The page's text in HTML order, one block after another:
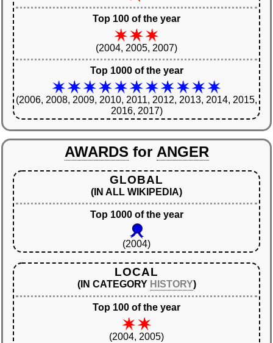
Top 100 of the year
(2004, 2005, 2007)
Top 1000 of the year
(2006, 2008, 2009, 2010, 2011, 2012, 2013, 2014, 2015,
2016, 2017)
AWARDS for ANGER
GLOBAL
(IN ALL WIKIPEDIA)
Top 1000 of the year
(2004)
LOCAL
(IN CATEGORY HISTORY)
Top 100 of the year
(2004, 2005)